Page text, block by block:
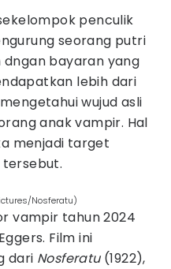
penculik
seorang putri
bayaran yang
lebih dari
wujud asli
anak vampir. Hal
menjadi target
Nosferatu)
vampir tahun 2024
Film ini
dari Nosferatu(1922),